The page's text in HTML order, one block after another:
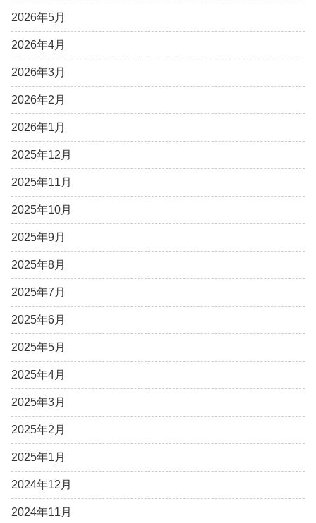
2026年5月
2026年4月
2026年3月
2026年2月
2026年1月
2025年12月
2025年11月
2025年10月
2025年9月
2025年8月
2025年7月
2025年6月
2025年5月
2025年4月
2025年3月
2025年2月
2025年1月
2024年12月
2024年11月